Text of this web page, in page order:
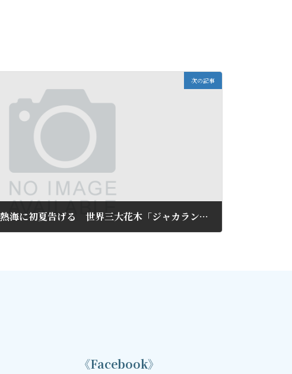
次の記事
「青紫」の花びら、熱海に初夏告げる 世界三大花木「ジャカランダ」続々開花
《Facebook》